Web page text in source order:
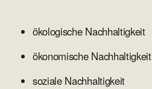
ökologische Nachhaltigkeit
ökonomische Nachhaltigkeit
soziale Nachhaltigkeit